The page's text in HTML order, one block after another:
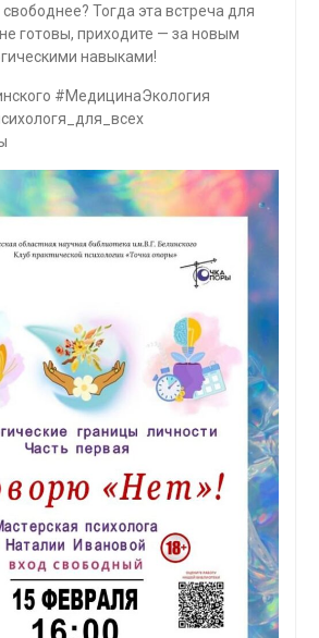
Тогда эта встреча для
готовы, приходите — за новым
навыками!
#МедицинаЭкология